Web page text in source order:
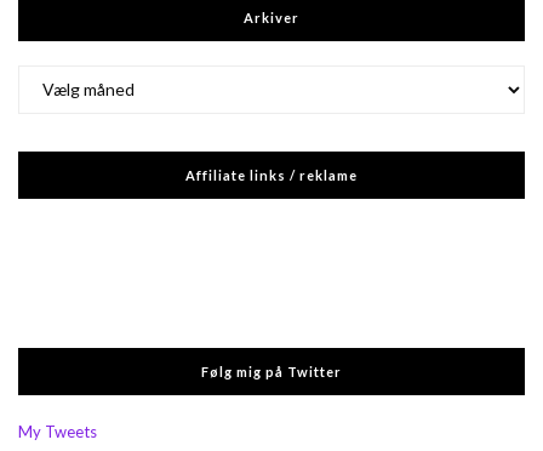
Arkiver
Affiliate links / reklame
Følg mig på Twitter
My Tweets